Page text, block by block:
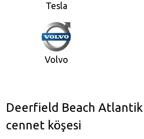
Tesla
Volvo
Deerfield Beach Atlantik
cennet köşesi